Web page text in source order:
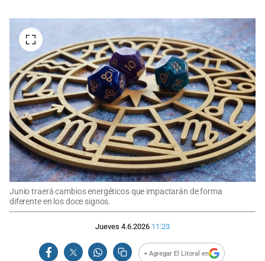
Junio traerá cambios energéticos que impactarán de forma
diferente en los doce signos.
Jueves 4.6.2026 11:23
+ Agregar El Litoral en